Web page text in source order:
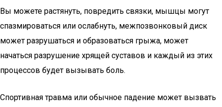
Вы можете растянуть, повредить связки, мышцы могут
спазмироваться или ослабнуть, межпозвонковый диск
может разрушаться и образоваться грыжа, может
начаться разрушение хрящей суставов и каждый из этих
процессов будет вызывать боль.
Спортивная травма или обычное падение может вызвать